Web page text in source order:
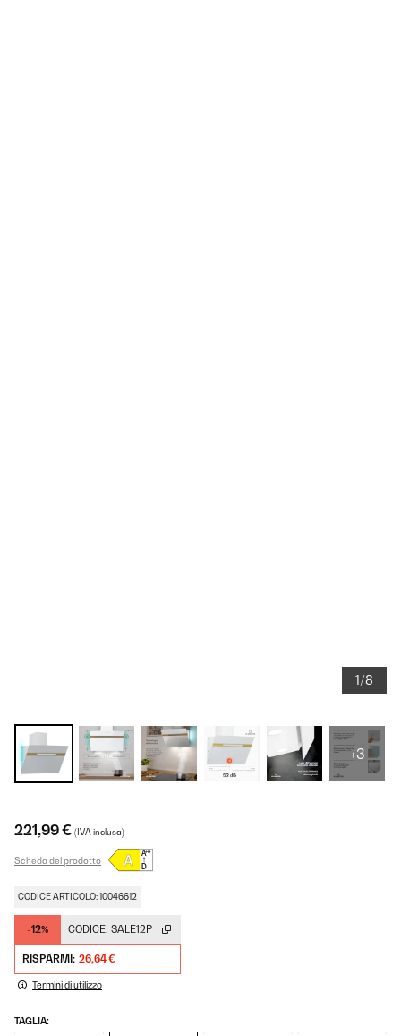
1/8
+3
221,99 € (IVA inclusa)
Scheda del prodotto
CODICE ARTICOLO: 10046612
-12% CODICE: SALE12P
RISPARMI: 26,64 €
Termini di utilizzo
TAGLIA: